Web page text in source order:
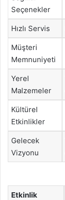
Seçenekler
Hızlı Servis
Müşteri
Memnuniyeti
Yerel
Malzemeler
Kültürel
Etkinlikler
Gelecek
Vizyonu
Etkinlik